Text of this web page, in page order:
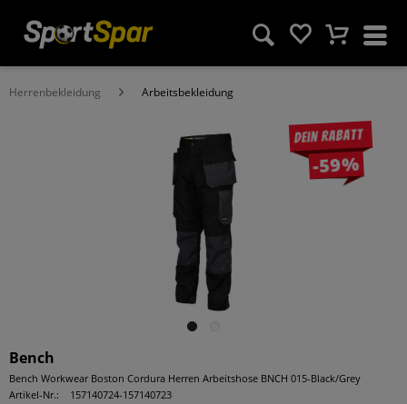
Herrenbekleidung Arbeitsbekleidung
Dein Rabatt
-59%
Bench
Bench Workwear Boston Cordura Herren Arbeitshose BNCH 015-Black/Grey
Artikel-Nr.:
157140724-157140723